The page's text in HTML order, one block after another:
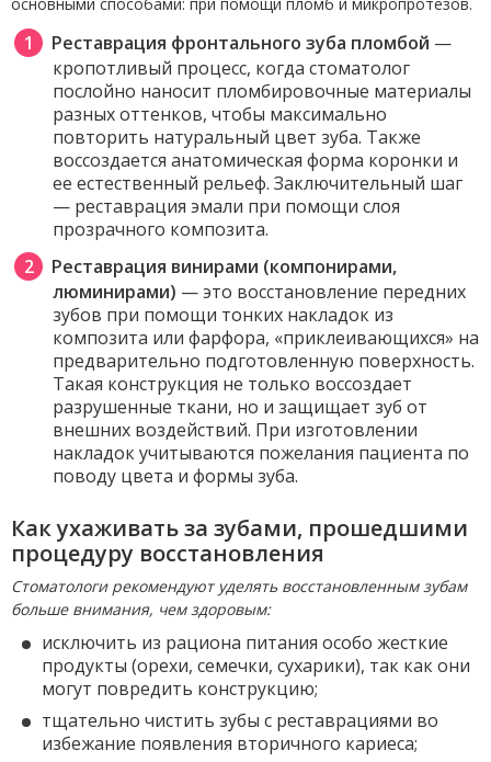
Реставрация фронтального зуба пломбой —
кропотливый процесс, когда стоматолог
послойно наносит пломбировочные материалы
разных оттенков, чтобы максимально
повторить натуральный цвет зуба. Также
воссоздается анатомическая форма коронки и
ее естественный рельеф. Заключительный шаг
— реставрация эмали при помощи слоя
прозрачного композита.
Реставрация винирами (компонирами,
люминирами) — это восстановление передних
зубов при помощи тонких накладок из
композита или фарфора, «приклеивающихся» на
предварительно подготовленную поверхность.
Такая конструкция не только воссоздает
разрушенные ткани, но и защищает зуб от
внешних воздействий. При изготовлении
накладок учитываются пожелания пациента по
поводу цвета и формы зуба.
Как ухаживать за зубами, прошедшими
процедуру восстановления
Стоматологи рекомендуют уделять восстановленным зубам
больше внимания, чем здоровым:
исключить из рациона питания особо жесткие
продукты (орехи, семечки, сухарики), так как они
могут повредить конструкцию;
тщательно чистить зубы с реставрациями во
избежание появления вторичного кариеса;